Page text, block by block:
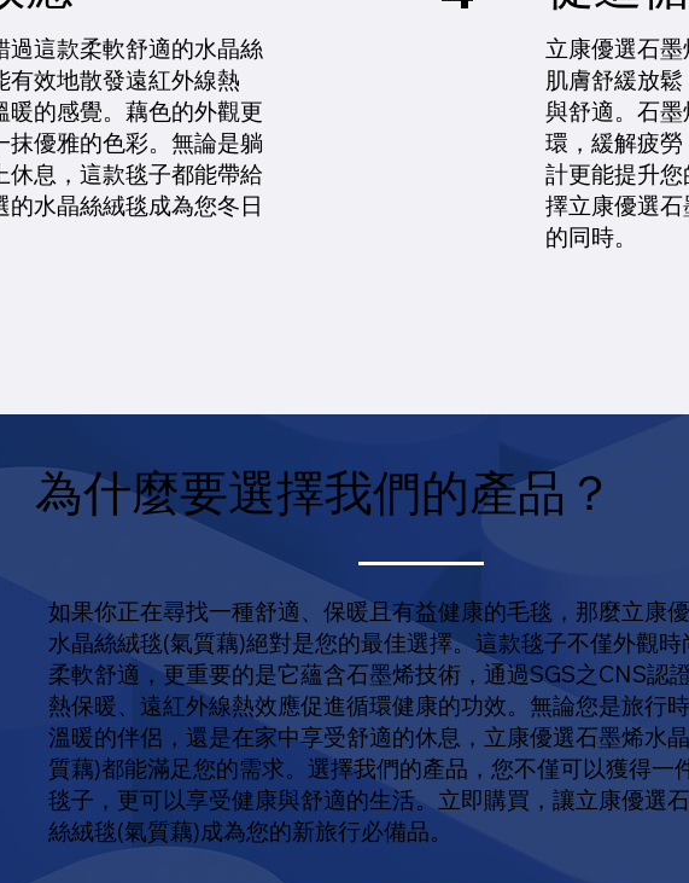
這款柔軟舒適的水晶絲
效地散發遠紅外線熱
的感覺。藕色的外觀更
優雅的色彩。無論是躺
息，這款毯子都能帶給
水晶絲絨毯成為您冬日
立康優選石
肌膚舒緩放
與舒適。石
環，緩解疲
計更能提升
擇立康優選
的同時。
為什麼要選擇我們的產品？
如果你正在尋找一種舒適、保暖且有益健康的毛毯，那麼立康
水晶絲絨毯(氣質藕)絕對是您的最佳選擇。這款毯子不僅外觀時
柔軟舒適，更重要的是它蘊含石墨烯技術，通過SGS之CNS認
熱保暖、遠紅外線熱效應促進循環健康的功效。無論您是旅行
溫暖的伴侶，還是在家中享受舒適的休息，立康優選石墨烯水
質藕)都能滿足您的需求。選擇我們的產品，您不僅可以獲得一
毯子，更可以享受健康與舒適的生活。立即購買，讓立康優選
絲絨毯(氣質藕)成為您的新旅行必備品。